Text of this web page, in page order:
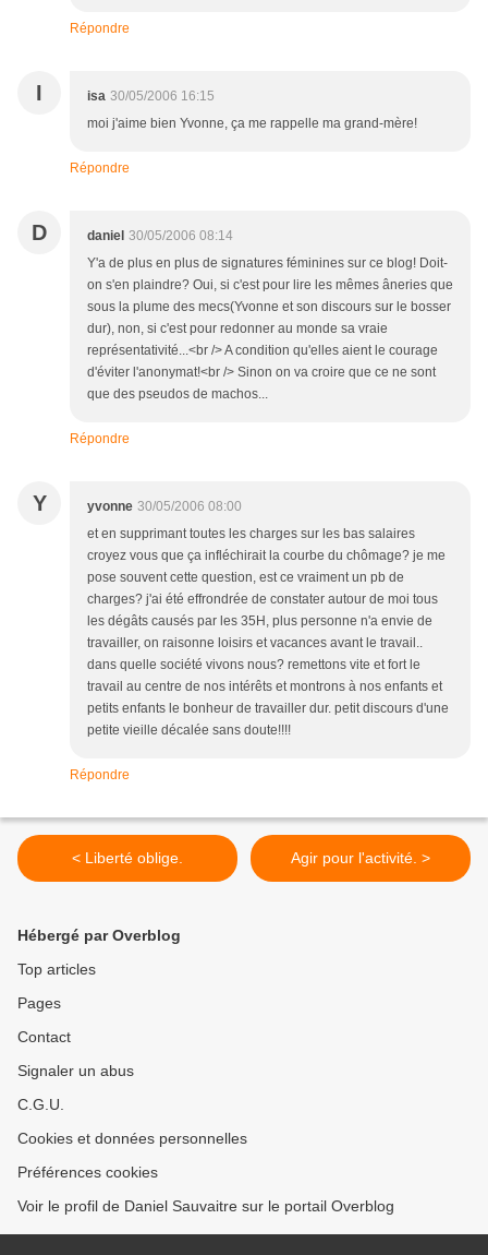
Répondre
I isa 30/05/2006 16:15
moi j'aime bien Yvonne, ça me rappelle ma grand-mère!
Répondre
D daniel 30/05/2006 08:14
Y'a de plus en plus de signatures féminines sur ce blog! Doit-
on s'en plaindre? Oui, si c'est pour lire les mêmes âneries que
sous la plume des mecs(Yvonne et son discours sur le bosser
dur), non, si c'est pour redonner au monde sa vraie
représentativité...<br /> A condition qu'elles aient le courage
d'éviter l'anonymat!<br /> Sinon on va croire que ce ne sont
que des pseudos de machos...
Répondre
Y yvonne 30/05/2006 08:00
et en supprimant toutes les charges sur les bas salaires
croyez vous que ça infléchirait la courbe du chômage? je me
pose souvent cette question, est ce vraiment un pb de
charges? j'ai été effrondrée de constater autour de moi tous
les dégâts causés par les 35H, plus personne n'a envie de
travailler, on raisonne loisirs et vacances avant le travail..
dans quelle société vivons nous? remettons vite et fort le
travail au centre de nos intérêts et montrons à nos enfants et
petits enfants le bonheur de travailler dur. petit discours d'une
petite vieille décalée sans doute!!!!
Répondre
< Liberté oblige. Agir pour l'activité. >
Hébergé par Overblog
Top articles
Pages
Contact
Signaler un abus
C.G.U.
Cookies et données personnelles
Préférences cookies
Voir le profil de Daniel Sauvaitre sur le portail Overblog